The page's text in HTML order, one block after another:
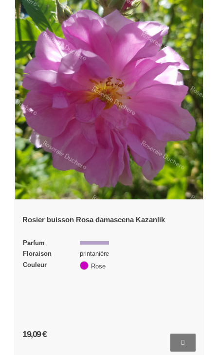
Rosier buisson Rosa damascena Kazanlik
Parfum
Floraison
printanière
Couleur
Rose
19,09 €